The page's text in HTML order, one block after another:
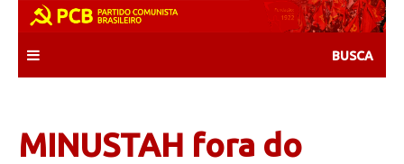
content
MINUSTAH fora do